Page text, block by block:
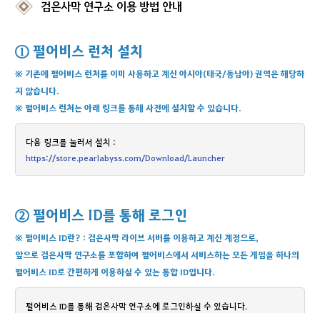
검은사막 연구소 이용 방법 안내
① 펄어비스 런처 설치
※ 기존에 펄어비스 런처를 이미 사용하고 계신 아시아(태국/동남아) 권역은 해당하
지 않습니다.
※ 펄어비스 런처는 아래 링크를 통해 사전에 설치할 수 있습니다.
다음 링크를 눌러서 설치 :
https://store.pearlabyss.com/Download/Launcher
② 펄어비스 ID를 통해 로그인
※ 펄어비스 ID란? : 검은사막 라이브 서버를 이용하고 계신 계정으로,
앞으로 검은사막 연구소를 포함하여 펄어비스에서 서비스하는 모든 게임을 하나의
펄어비스 ID로 간편하게 이용하실 수 있는 통합 ID입니다.
펄어비스 ID를 통해 검은사막 연구소에 로그인하실 수 있습니다.